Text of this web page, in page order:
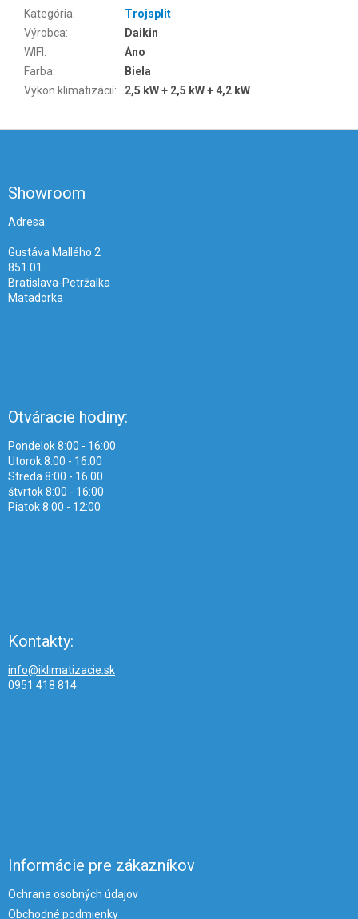
Kategória:
Trojsplit
Výrobca:
Daikin
WIFI :
Áno
Farba:
Biela
Výkon klimatizácií: 2,5 kW + 2,5 kW + 4,2 kW
Showroom
Adresa:
Gustáva Mallého 2
851 01
Bratislava-Petržalka
Matadorka
Otváracie hodiny:
Pondelok 8:00 - 16:00
Utorok 8:00 - 16:00
Streda 8:00 - 16:00
štvrtok 8:00 - 16:00
Piatok 8:00 - 12:00
Kontakty:
info@iklimatizacie.sk
0951 418 814
Informácie pre zákazníkov
Ochrana osobných údajov
Obchodné podmienky